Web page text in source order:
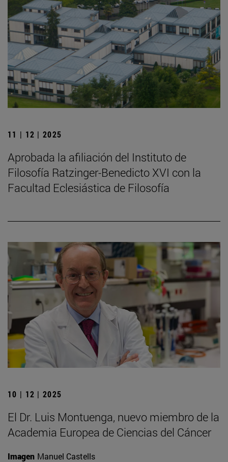
11 | 12 | 2025
Aprobada la afiliación del Instituto de
Filosofía Ratzinger-Benedicto XVI con la
Facultad Eclesiástica de Filosofía
10 | 12 | 2025
El Dr. Luis Montuenga, nuevo miembro de la
Academia Europea de Ciencias del Cáncer
Imagen Manuel Castells